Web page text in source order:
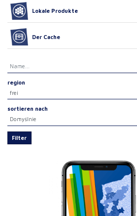
Lokale Produkte
Der Cache
region
sortieren nach
Filter